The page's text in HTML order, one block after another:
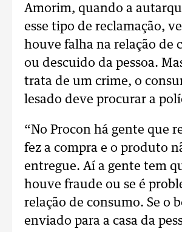
Amorim, quando a
esse tipo de reclamação,
houve falha na relação de
ou descuido da pessoa.
trata de um crime, o
lesado deve procurar a
“No Procon há gente que
fez a compra e o produto
entregue. Aí a gente tem
houve fraude ou se é
relação de consumo. Se o
enviado para a casa da